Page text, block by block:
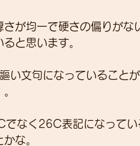
が均一で硬さの偏りが
と思います。
い文句になっていること
でなく26C表記になって
な。